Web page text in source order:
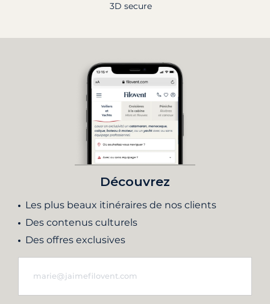
3D secure
Découvrez
Les plus beaux itinéraires de nos clients
Des contenus culturels
Des offres exclusives